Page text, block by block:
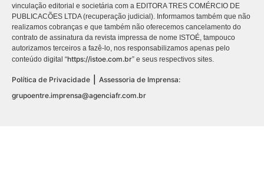
vinculação editorial e societária com a EDITORA TRES COMÉRCIO DE
PUBLICACÕES LTDA (recuperação judicial). Informamos também que não
realizamos cobranças e que também não oferecemos cancelamento do
contrato de assinatura da revista impressa de nome ISTOÉ, tampouco
autorizamos terceiros a fazê-lo, nos responsabilizamos apenas pelo
conteúdo digital “https://istoe.com.br” e seus respectivos sites.
Política de Privacidade
Assessoria de Imprensa:
grupoentre.imprensa@agenciafr.com.br